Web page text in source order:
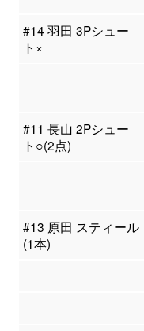
#14 羽田 3Pシュー
ト×
#11 長山 2Pシュー
ト○(2点)
#13 原田 スティール
(1本)